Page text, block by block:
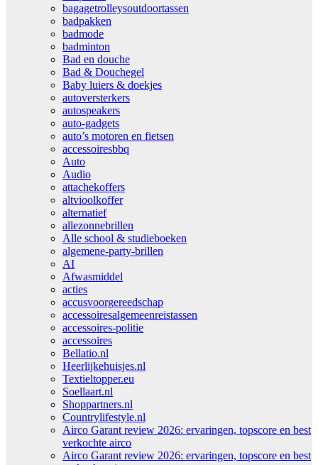
bagagetrolleysoutdoortassen
badpakken
badmode
badminton
Bad en douche
Bad & Douchegel
Baby luiers & doekjes
autoversterkers
autospeakers
auto-gadgets
auto’s motoren en fietsen
accessoiresbbq
Auto
Audio
attachekoffers
altvioolkoffer
alternatief
allezonnebrillen
Alle school & studieboeken
algemene-party-brillen
AI
Afwasmiddel
acties
accusvoorgereedschap
accessoiresalgemeenreistassen
accessoires-politie
accessoires
Bellatio.nl
Heerlijkehuisjes.nl
Textieltopper.eu
Soellaart.nl
Shoppartners.nl
Countrylifestyle.nl
Airco Garant review 2026: ervaringen, topscore en best
verkochte airco
Airco Garant review 2026: ervaringen, topscore en best